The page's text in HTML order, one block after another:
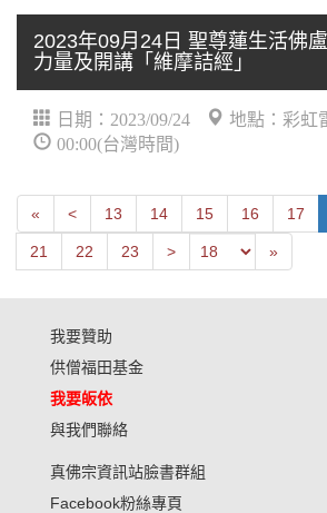
2023年09月24日 聖尊蓮生活佛
力量及開講「維摩詰經」
日期：2023/09/24
地點：彩虹
00:00(台灣時間)
« First<Next13 14 15 16 17
21 22 23 >Previous »Last
我要贊助
供僧福田基金
我要皈依
與我們聯絡
真佛宗資訊站臉書群組
Facebook粉絲專頁